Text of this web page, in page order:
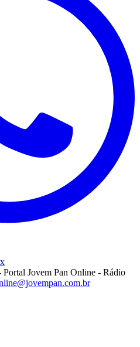
Jovem Pan Online - Rádio